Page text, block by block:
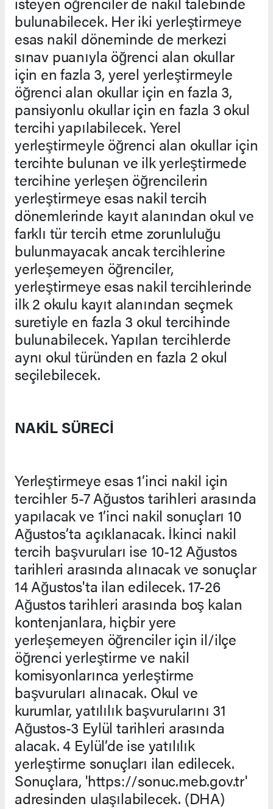
bulunabilecek. Her iki yerleştirmeye
esas nakil döneminde de merkezi
sınav puanıyla öğrenci alan okullar
için en fazla 3, yerel yerleştirmeyle
öğrenci alan okullar için en fazla 3,
pansiyonlu okullar için en fazla 3 okul
tercihi yapılabilecek. Yerel
yerleştirmeyle öğrenci alan okullar için
tercihte bulunan ve ilk yerleştirmede
tercihine yerleşen öğrencilerin
yerleştirmeye esas nakil tercih
dönemlerinde kayıt alanından okul ve
farklı tür tercih etme zorunluluğu
bulunmayacak ancak tercihlerine
yerleşemeyen öğrenciler,
yerleştirmeye esas nakil tercihlerinde
ilk 2 okulu kayıt alanından seçmek
suretiyle en fazla 3 okul tercihinde
bulunabilecek. Yapılan tercihlerde
aynı okul türünden en fazla 2 okul
seçilebilecek.
NAKİL SÜRECİ
Yerleştirmeye esas 1’inci nakil için
tercihler 5-7 Ağustos tarihleri arasında
yapılacak ve 1’inci nakil sonuçları 10
Ağustos’ta açıklanacak. İkinci nakil
tercih başvuruları ise 10-12 Ağustos
tarihleri arasında alınacak ve sonuçlar
14 Ağustos'ta ilan edilecek. 17-26
Ağustos tarihleri arasında boş kalan
kontenjanlara, hiçbir yere
yerleşemeyen öğrenciler için il/ilçe
öğrenci yerleştirme ve nakil
komisyonlarınca yerleştirme
başvuruları alınacak. Okul ve
kurumlar, yatılılık başvurularını 31
Ağustos-3 Eylül tarihleri arasında
alacak. 4 Eylül’de ise yatılılık
yerleştirme sonuçları ilan edilecek.
Sonuçlara, 'https://sonuc.meb.gov.tr'
adresinden ulaşılabilecek. (DHA)